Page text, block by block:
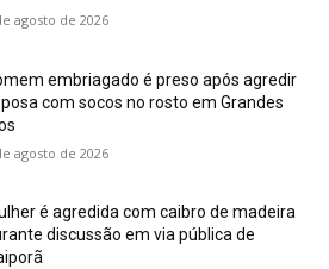
agosto de 2026
embriagado é preso após agredir
com socos no rosto em Grandes
agosto de 2026
é agredida com caibro de madeira
discussão em via pública de